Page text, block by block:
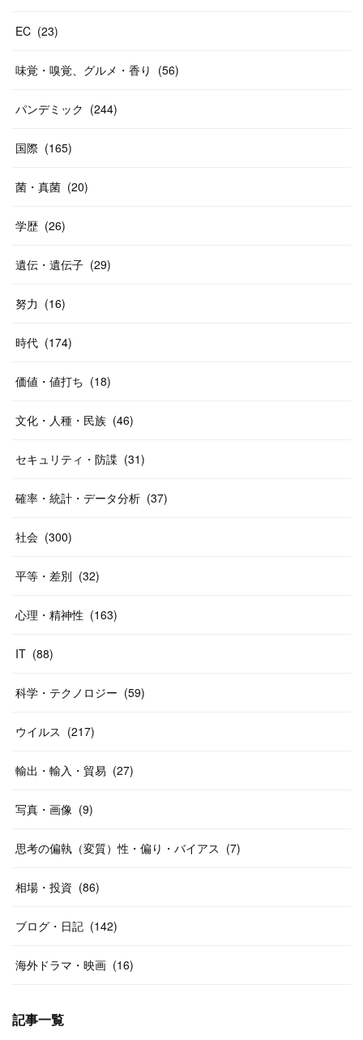
EC (23)
味覚・嗅覚、グルメ・香り (56)
パンデミック (244)
国際 (165)
菌・真菌 (20)
学歴 (26)
遺伝・遺伝子 (29)
努力 (16)
時代 (174)
価値・値打ち (18)
文化・人種・民族 (46)
セキュリティ・防諜 (31)
確率・統計・データ分析 (37)
社会 (300)
平等・差別 (32)
心理・精神性 (163)
IT (88)
科学・テクノロジー (59)
ウイルス (217)
輸出・輸入・貿易 (27)
写真・画像 (9)
思考の偏執（変質）性・偏り・バイアス (7)
相場・投資 (86)
ブログ・日記 (142)
海外ドラマ・映画 (16)
記事一覧